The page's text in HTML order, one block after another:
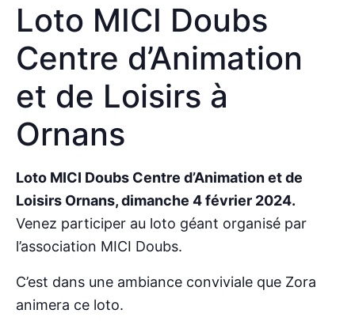
Loto MICI Doubs
Centre d’Animation
et de Loisirs à
Ornans
Loto MICI Doubs Centre d’Animation et de
Loisirs Ornans, dimanche 4 février 2024.
Venez participer au loto géant organisé par
l’association MICI Doubs.
C’est dans une ambiance conviviale que Zora
animera ce loto.